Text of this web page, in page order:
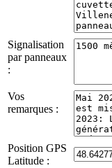
Signalisation
par panneaux
:
Vos
remarques :
Position GPS
Latitude :